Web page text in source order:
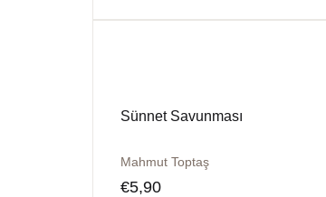
Sünnet Savunması
Mahmut Toptaş
€5,90